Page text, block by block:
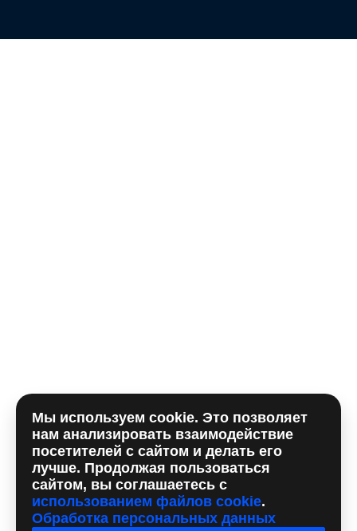
Отправляя форму, вы принимаете политику
использования сookieи даете согласие наобработку
персональных данный
Мы используем cookie. Это позволяет
нам анализировать взаимодействие
посетителей с сайтом и делать его
лучше. Продолжая пользоваться
сайтом, вы соглашаетесь с
использованием файлов cookie.
Обработка персональных данных